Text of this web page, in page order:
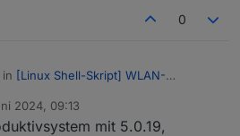
0
in [Linux Shell-Skript] WLAN-
machen?
2024, 09:13
mit 5.0.19,